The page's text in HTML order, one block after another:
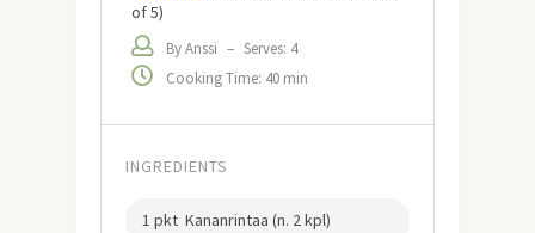
of 5)
By Anssi – Serves: 4
Cooking Time: 40 min
INGREDIENTS
1 pkt Kananrintaa (n. 2 kpl)